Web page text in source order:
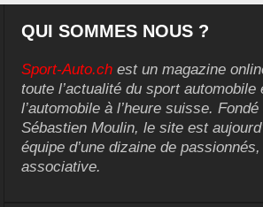
QUI SOMMES NOUS ?
Sport-Auto.ch est un magazine
toute l’actualité du sport automobile
l’automobile à l’heure suisse.
Sébastien Moulin, le site est
équipe d’une dizaine de
associative.